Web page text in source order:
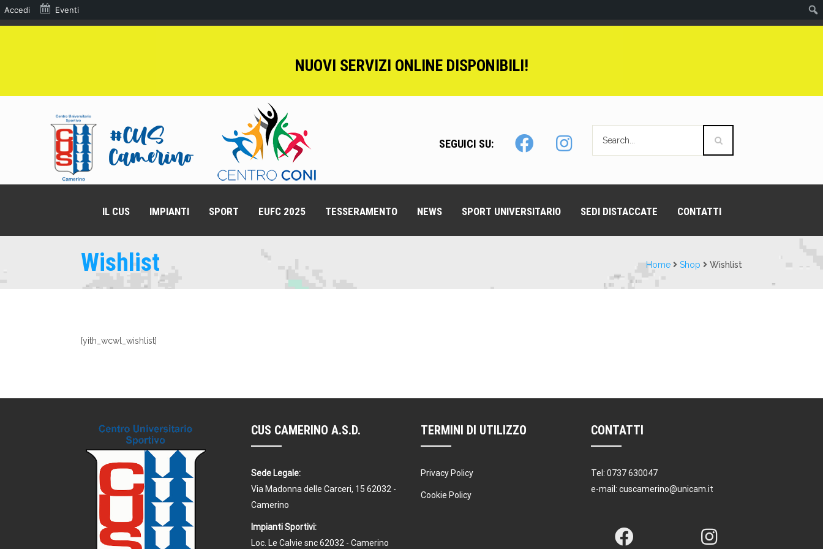
Accedi Eventi
NUOVI SERVIZI ONLINE DISPONIBILI!
SEGUICI SU:
IL CUS IMPIANTI SPORT EUFC 2025 TESSERAMENTO NEWS SPORT UNIVERSITARIO SEDI DISTACCATE CONTATTI
Wishlist Home Shop Wishlist
[yith_wcwl_wishlist]
CUS CAMERINO A.S.D.
Sede Legale:
Via Madonna delle Carceri, 15 62032 -
Camerino
Impianti Sportivi:
Loc. Le Calvie snc 62032 - Camerino
TERMINI DI UTILIZZO
Privacy Policy
Cookie Policy
CONTATTI
Tel: 0737 630047
e-mail: cuscamerino@unicam.it